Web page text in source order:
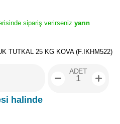
sipariş verirseniz yarın
TUTKAL 25 KG KOVA (F.IKHM522)
halinde
ADET